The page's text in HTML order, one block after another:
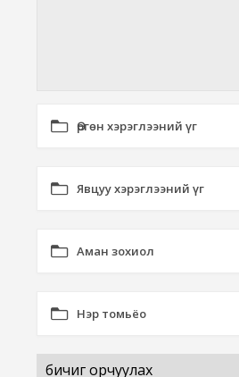
Өргөн хэрэглээний үг
Явцуу хэрэглээний үг
Аман зохиол
Нэр томьёо
бичиг орчуулах